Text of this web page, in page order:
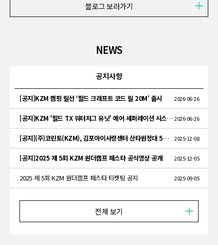
블로그 보러가기
NEWS
공지사항
[공지]KZM 캠핑 릴선 ‘필드 크래프트 코드 릴 20M’ 출시 2026-06-26
[공지]KZM '필드 TX 워터저그 유닛' 에어 세퍼레이션 시스템 특허 획득2026-06-26
[공지](주)코린토(KZM), 김포아이사랑센터 산타원정대 5년 연속 기부 2025-12-08
[공지]2025 제 5회 KZM 원더캠프 페스타 공식영상 공개 2025-12-05
2025 제 5회 KZM 원더캠프 페스타 티켓팅 공지 2025-09-05
전체 보기